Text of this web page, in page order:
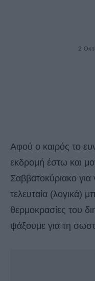
2
Αφού ο καιρός το
εκδρομή έστω και
Σαββατοκύριακο
τελευταία (λογικά)
θερμοκρασίες του
ψάξουμε για τη